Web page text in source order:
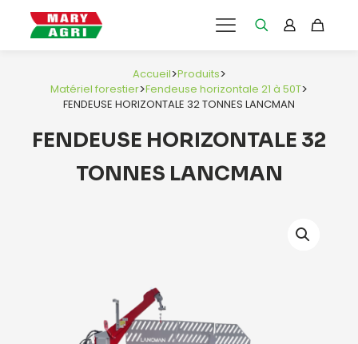
Accueil>Produits>
Matériel forestier>Fendeuse horizontale 21 à 50T>
FENDEUSE HORIZONTALE 32 TONNES LANCMAN
FENDEUSE HORIZONTALE 32
TONNES LANCMAN